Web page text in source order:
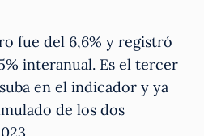
fue del 6,6% y registró
interanual. Es el tercer
en el indicador y ya
de los dos